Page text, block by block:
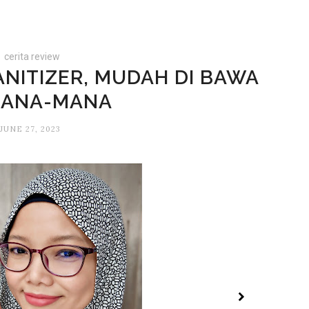
cerita review
MUDAH DI BAWA
MANA
JUNE 27, 2023